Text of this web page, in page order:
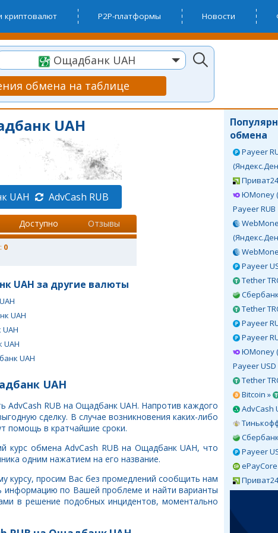
криптовалют P2P-платформы Новости
Ощадбанк UAH
обмена на таблице
обмена
Payeer
ЮMoney
Payeer RUB
Payeer
Tether
Tether
Payeer
Payeer
ЮMoney
Payeer USD
Tether
Bitcoin »
AdvCash
Payeer
ePayCore
UAH
UAH AdvCash RUB
Доступно Отзывы
0
UAH за другие валюты
UAH
UAH
UAH
RUB на Ощадбанк UAH. Напротив каждого
сделку. В случае возникновения каких-либо
помощь в кратчайшие сроки.
курс обмена AdvCash RUB на Ощадбанк UAH, что
одним нажатием на его название.
курсу, просим Вас без промедлений сообщить нам
по Вашей проблеме и найти варианты
в решение подобных инцидентов, моментально